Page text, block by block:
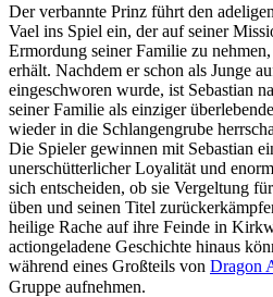
Der verbannte Prinz führt den
Vael ins Spiel ein, der auf seiner
Ermordung seiner Familie zu
erhält. Nachdem er schon als Junge
eingeschworen wurde, ist Sebastian
seiner Familie als einziger
wieder in die Schlangengrube
Die Spieler gewinnen mit Sebastian
unerschütterlicher Loyalität und
sich entscheiden, ob sie Vergeltung
üben und seinen Titel
heilige Rache auf ihre Feinde in
actiongeladene Geschichte hinaus
während eines Großteils von Dragon
Gruppe aufnehmen.